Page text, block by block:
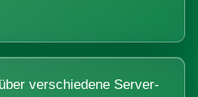
verschiedene Server-